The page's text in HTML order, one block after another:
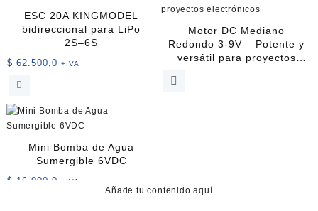
variantes.
opciones
elegir
ESC 20A KINGMODEL
bidireccional para LiPo
2S–6S
$ 62.500,0 +IVA
Motor DC Mediano
Redondo 3-9V – Potente y
versátil para proyectos
Mini Bomba de Agua
Sumergible 6VDC
$ 16.000,0 +IVA
Añade tu contenido aquí